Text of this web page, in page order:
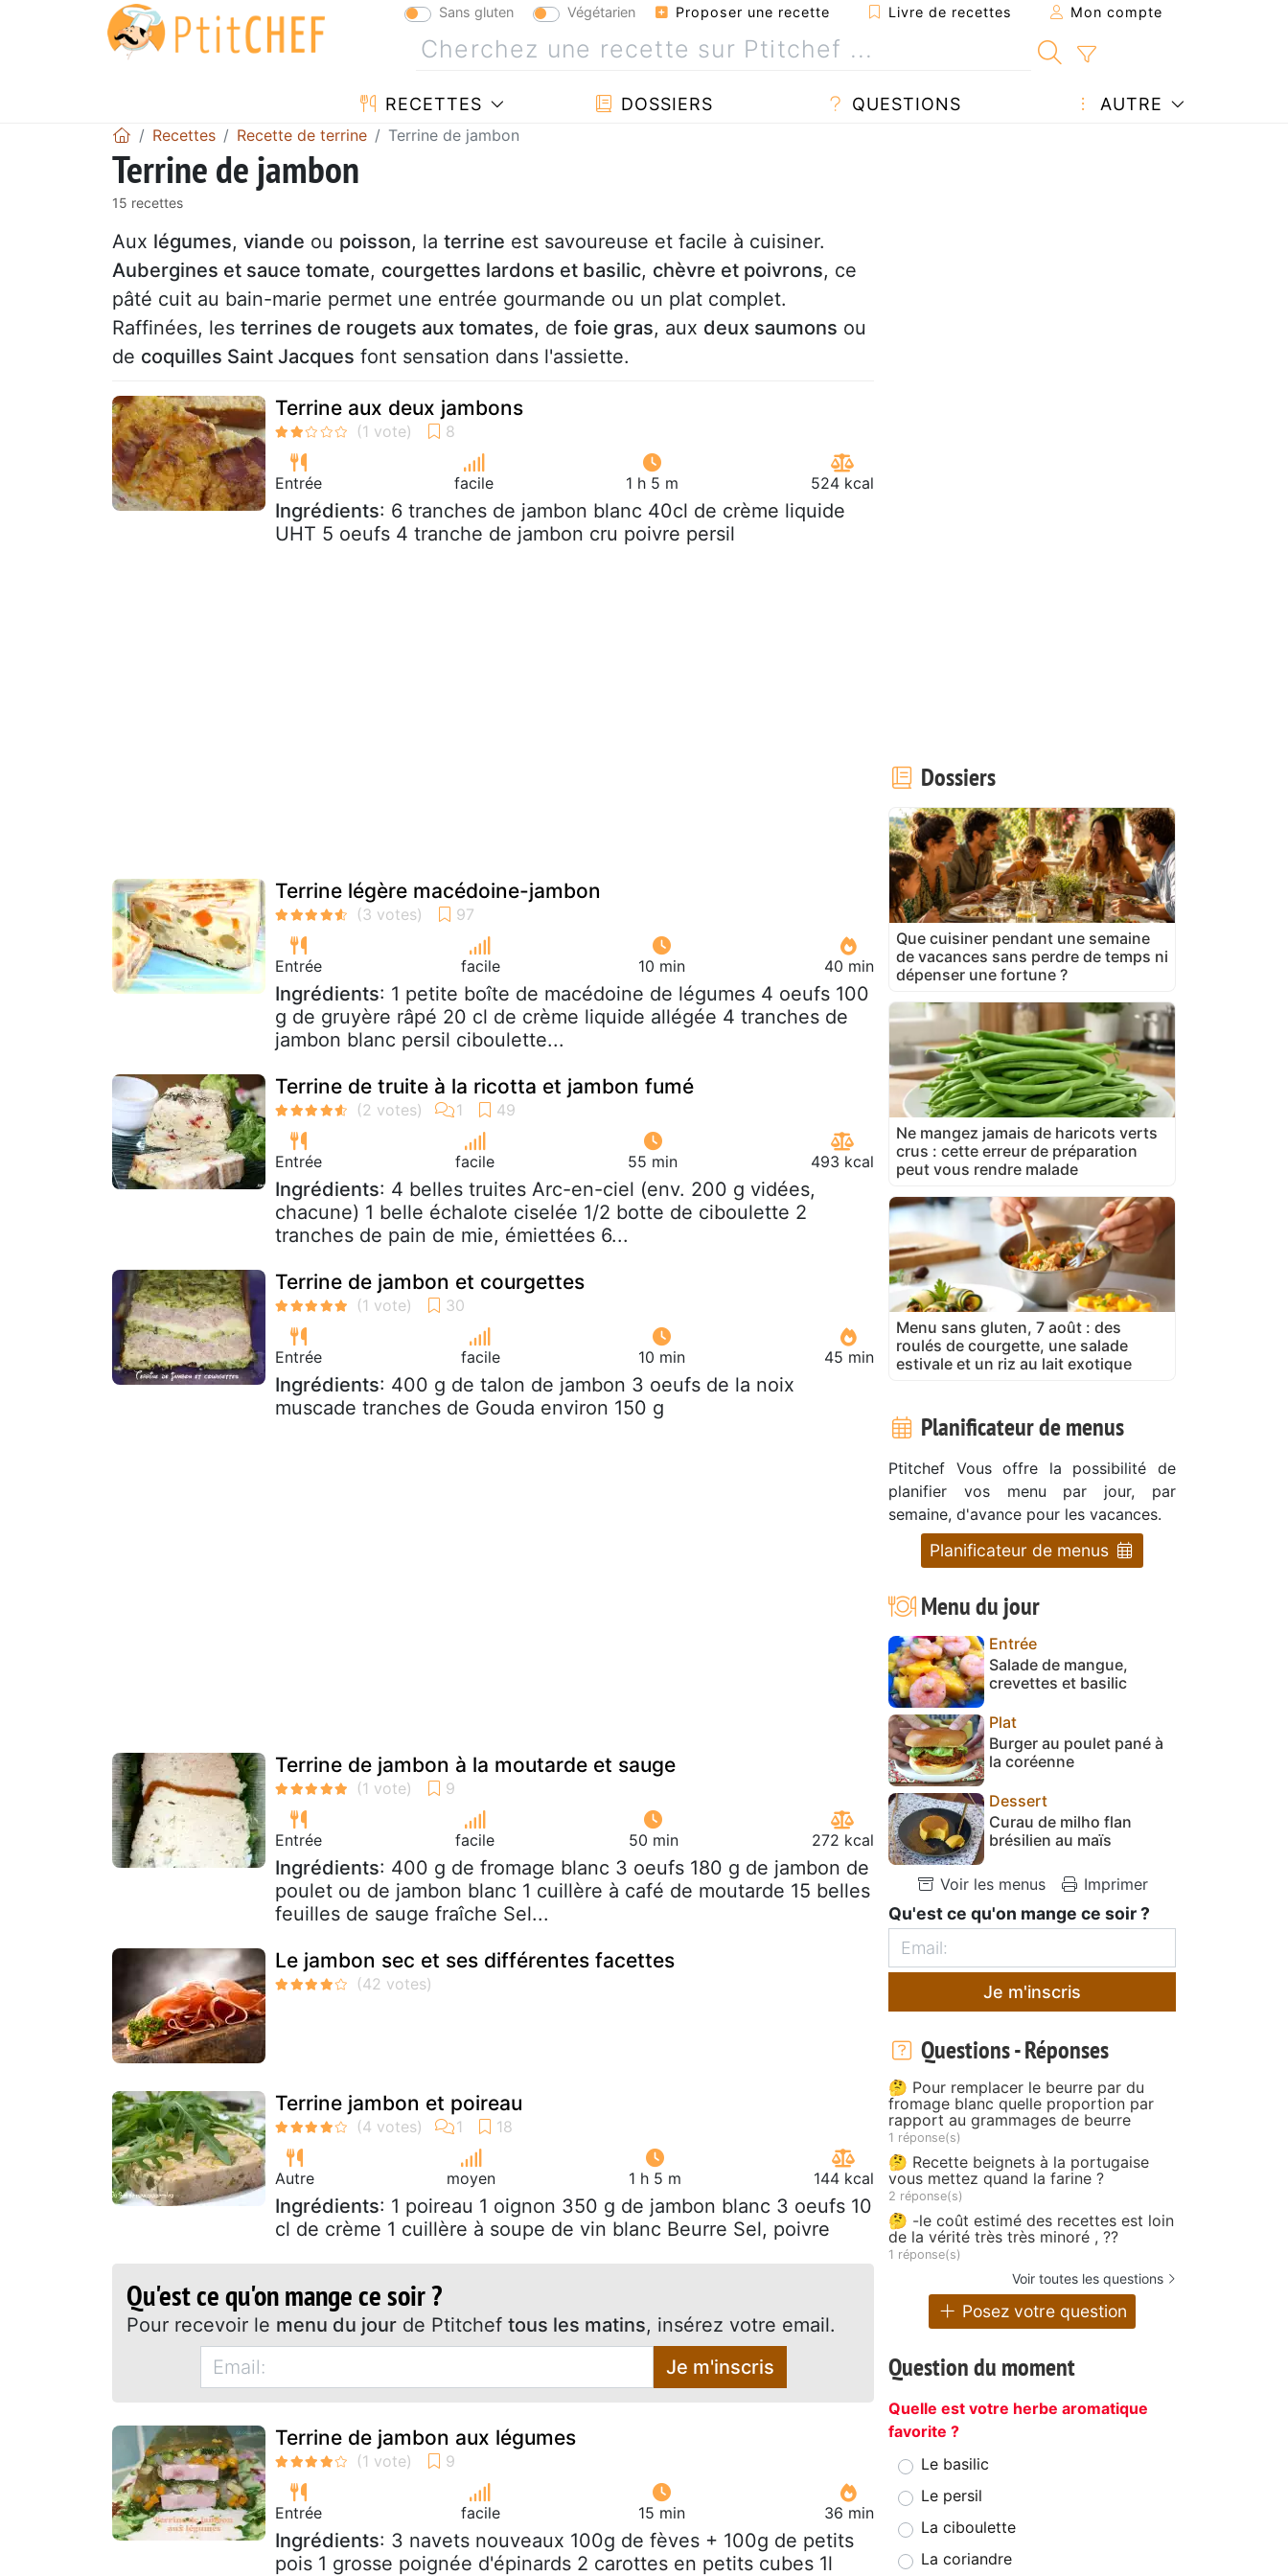
Sans gluten Végétarien Proposer une recette Livre de recettes Mon compte
RECETTES DOSSIERS QUESTIONS AUTRE
Recettes Recette de terrine Terrine de jambon
Terrine de jambon
15 recettes
Aux légumes, viande ou poisson, la terrine est savoureuse et facile à cuisiner.
Aubergines et sauce tomate, courgettes lardons et basilic, chèvre et poivrons, ce
pâté cuit au bain-marie permet une entrée gourmande ou un plat complet.
Raffinées, les terrines de rougets aux tomates, de foie gras, aux deux saumons ou
de coquilles Saint Jacques font sensation dans l'assiette.
Terrine aux deux jambons
Entrée facile 1 h 5 m 524 kcal
Ingrédients: 6 tranches de jambon blanc 40cl de crème liquide
UHT 5 oeufs 4 tranche de jambon cru poivre persil
Terrine légère macédoine-jambon
Entrée facile 10 min 40 min
Ingrédients: 1 petite boîte de macédoine de légumes 4 oeufs 100
g de gruyère râpé 20 cl de crème liquide allégée 4 tranches de
jambon blanc persil ciboulette...
Terrine de truite à la ricotta et jambon fumé
Entrée facile 55 min 493 kcal
Ingrédients: 4 belles truites Arc-en-ciel (env. 200 g vidées,
chacune) 1 belle échalote ciselée 1/2 botte de ciboulette 2
tranches de pain de mie, émiettées 6...
Terrine de jambon et courgettes
Entrée facile 10 min 45 min
Ingrédients: 400 g de talon de jambon 3 oeufs de la noix
muscade tranches de Gouda environ 150 g
Terrine de jambon à la moutarde et sauge
Entrée facile 50 min 272 kcal
Ingrédients: 400 g de fromage blanc 3 oeufs 180 g de jambon de
poulet ou de jambon blanc 1 cuillère à café de moutarde 15 belles
feuilles de sauge fraîche Sel...
Le jambon sec et ses différentes facettes
Terrine jambon et poireau
Autre moyen 1 h 5 m 144 kcal
Ingrédients: 1 poireau 1 oignon 350 g de jambon blanc 3 oeufs 10
cl de crème 1 cuillère à soupe de vin blanc Beurre Sel, poivre
Qu'est ce qu'on mange ce soir ?
Pour recevoir le menu du jour de Ptitchef tous les matins, insérez votre email.
Je m'inscris
Terrine de jambon aux légumes
Entrée facile 15 min 36 min
Ingrédients: 3 navets nouveaux 100g de fèves + 100g de petits
pois 1 grosse poignée d'épinards 2 carottes en petits cubes 1l
Dossiers
Que cuisiner pendant une semaine
de vacances sans perdre de temps ni
dépenser une fortune ?
Ne mangez jamais de haricots verts
crus : cette erreur de préparation
peut vous rendre malade
Menu sans gluten, 7 août : des
roulés de courgette, une salade
estivale et un riz au lait exotique
Planificateur de menus
Ptitchef Vous offre la possibilité de
planifier vos menu par jour, par
semaine, d'avance pour les vacances.
Planificateur de menus
Menu du jour
Entrée
Salade de mangue,
crevettes et basilic
Plat
Burger au poulet pané à
la coréenne
Dessert
Curau de milho flan
brésilien au maïs
Voir les menus Imprimer
Qu'est ce qu'on mange ce soir ?
Je m'inscris
Questions - Réponses
🤔 Pour remplacer le beurre par du
fromage blanc quelle proportion par
rapport au grammages de beurre
1 réponse(s)
🤔 Recette beignets à la portugaise
vous mettez quand la farine ?
2 réponse(s)
🤔 -le coût estimé des recettes est loin
de la vérité très très minoré , ??
1 réponse(s)
Voir toutes les questions
Posez votre question
Question du moment
Quelle est votre herbe aromatique
favorite ?
Le basilic
Le persil
La ciboulette
La coriandre